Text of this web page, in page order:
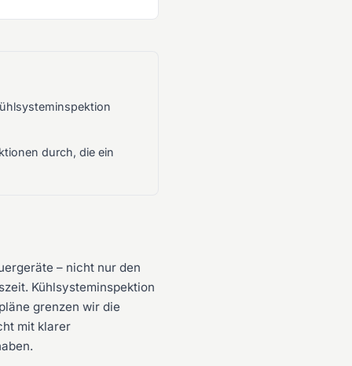
durch, die ein
– nicht nur den
Kühlsysteminspektion
grenzen wir die
mit klarer